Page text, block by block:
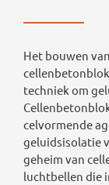
Het bouwen
techniek om
celvormende
geluidsisolatie
geheim van
luchtbellen die